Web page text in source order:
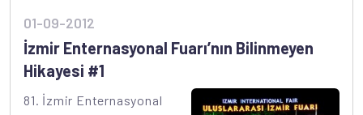
01-09-2012
İzmir Enternasyonal Fuarı’nın Bilinmeyen
Hikayesi #1
81. İzmir Enternasyonal